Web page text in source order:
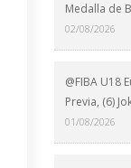
Medalla de
02/08/2026
@FIBA U18
Previa, (6)
01/08/2026